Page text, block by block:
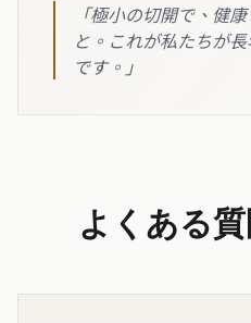
「極小の切開で、健
と。これが私たちが
です。」
よくある質